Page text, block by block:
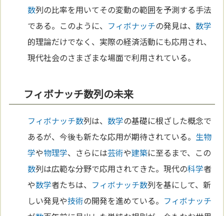
数列の比率を用いてその変動の範囲を予測する手法
である。このように、 フィボナッチの発見は、数学
的理論だけでなく、実際の経済活動にも応用され、
現代社会のさまざまな場面で利用されている。
フィボナッチ数列の未来
フィボナッチ数列は、数学の基礎に根ざした概念で
あるが、今後も新たな応用が期待されている。 生物
学や物理学、さらには芸術や建築に至るまで、この
数列は広範な分野で応用されてきた。現代の科学者
や数学者たちは、 フィボナッチ数列を基にして、新
しい発見や技術の開発を進めている。 フィボナッチ